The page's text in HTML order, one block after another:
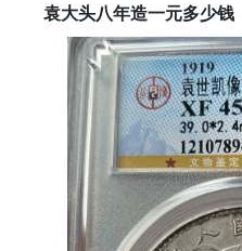
袁大头八年造一元多少钱